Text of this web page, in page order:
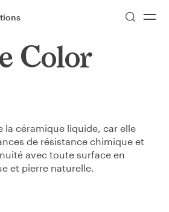
Color
la céramique liquide, car elle
de résistance chimique et
avec toute surface en
et pierre naturelle.